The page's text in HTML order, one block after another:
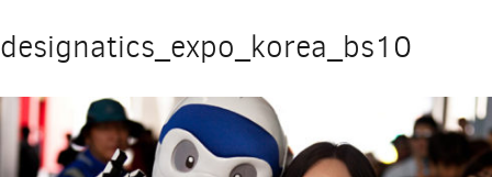
designatics_expo_korea_bs10